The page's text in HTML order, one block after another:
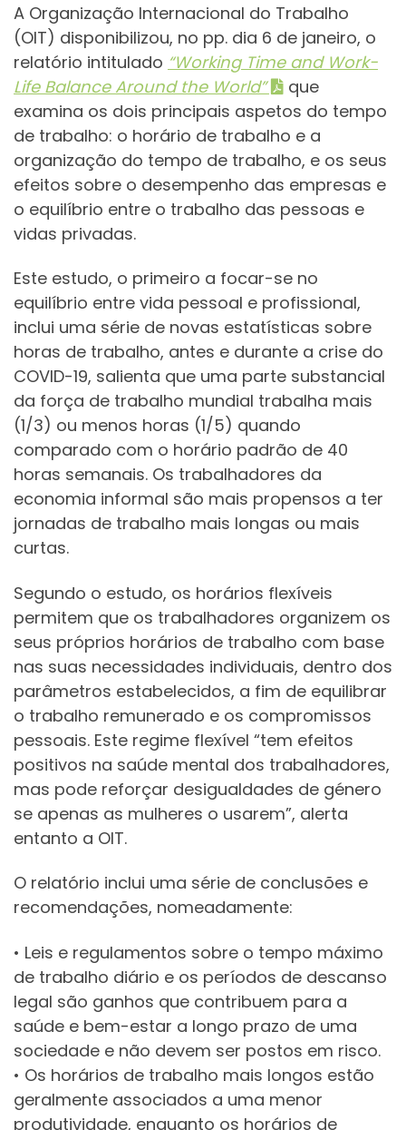
A Organização Internacional do Trabalho
(OIT) disponibilizou, no pp. dia 6 de janeiro, o
relatório intitulado “Working Time and Work-
Life Balance Around the World”
que
examina os dois principais aspetos do tempo
de trabalho: o horário de trabalho e a
organização do tempo de trabalho, e os seus
efeitos sobre o desempenho das empresas e
o equilíbrio entre o trabalho das pessoas e
vidas privadas.
Este estudo, o primeiro a focar-se no
equilíbrio entre vida pessoal e profissional,
inclui uma série de novas estatísticas sobre
horas de trabalho, antes e durante a crise do
COVID-19, salienta que uma parte substancial
da força de trabalho mundial trabalha mais
(1/3) ou menos horas (1/5) quando
comparado com o horário padrão de 40
horas semanais. Os trabalhadores da
economia informal são mais propensos a ter
jornadas de trabalho mais longas ou mais
curtas.
Segundo o estudo, os horários flexíveis
permitem que os trabalhadores organizem os
seus próprios horários de trabalho com base
nas suas necessidades individuais, dentro dos
parâmetros estabelecidos, a fim de equilibrar
o trabalho remunerado e os compromissos
pessoais. Este regime flexível “tem efeitos
positivos na saúde mental dos trabalhadores,
mas pode reforçar desigualdades de género
se apenas as mulheres o usarem”, alerta
entanto a OIT.
O relatório inclui uma série de conclusões e
recomendações, nomeadamente:
• Leis e regulamentos sobre o tempo máximo
de trabalho diário e os períodos de descanso
legal são ganhos que contribuem para a
saúde e bem-estar a longo prazo de uma
sociedade e não devem ser postos em risco.
• Os horários de trabalho mais longos estão
geralmente associados a uma menor
produtividade, enquanto os horários de